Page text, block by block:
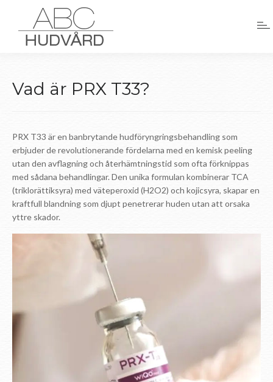
Vad är PRX T33?
PRX T33 är en banbrytande hudföryngringsbehandling som
erbjuder de revolutionerande fördelarna med en kemisk peeling
utan den avflagning och återhämtningstid som ofta förknippas
med sådana behandlingar. Den unika formulan kombinerar TCA
(triklorättiksyra) med väteperoxid (H2O2) och kojicsyra, skapar en
kraftfull blandning som djupt penetrerar huden utan att orsaka
yttre skador.